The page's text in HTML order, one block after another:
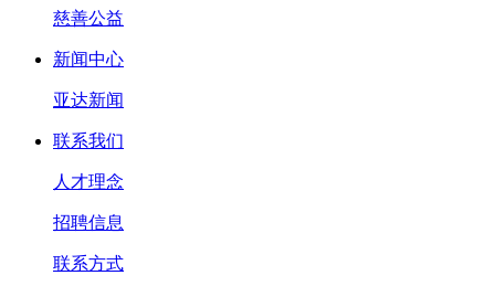
慈善公益
新闻中心
亚达新闻
联系我们
人才理念
招聘信息
联系方式